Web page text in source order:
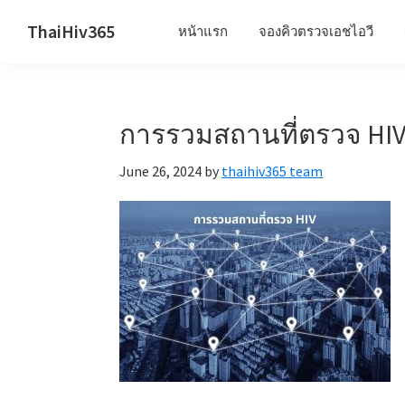
ThaiHiv365 หน้าแรก จองคิวตรวจเอชไอวี
การรวมสถานที่ตรวจ HIV
June 26, 2024 by thaihiv365 team